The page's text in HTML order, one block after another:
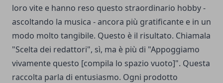
loro vite e hanno reso questo straordinario hobby -
ascoltando la musica - ancora più gratificante e in un
modo molto tangibile. Questo è il risultato. Chiamala
"Scelta dei redattori", sì, ma è più di "Appoggiamo
vivamente questo [compila lo spazio vuoto]". Questa
raccolta parla di entusiasmo. Ogni prodotto